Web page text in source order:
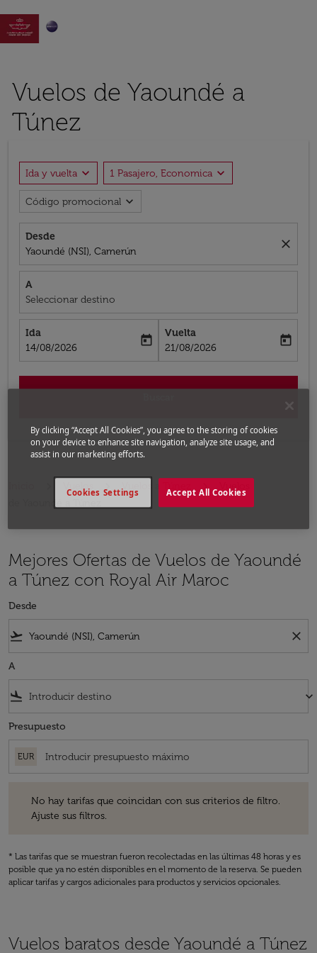

Vuelos de Yaoundé a
Túnez
Ida y vuelta expand_more 1 Pasajero, Economica expand_more
Código promocional expand_more
Desde
Yaoundé (NSI), Camerún
close
A
Seleccionar destino
Ida
fc-booking-departure-date-aria-label
14/08/2026
today
Vuelta
fc-booking-return-date-aria-label
21/08/2026
today
Vuelos Vuelos a Túnez
Vuelos
Mejores Ofertas de Vuelos de Yaoundé
a Túnez con Royal Air Maroc
Desde
flight_takeoff close
A
flight_land keyboard_arrow_down
Presupuesto
EUR
No hay tarifas que coincidan con sus criterios de filtro.
Ajuste sus filtros.
* Las tarifas que se muestran fueron recolectadas en las últimas 48 horas y es
posible que ya no estén disponibles en el momento de la reserva. Se pueden
aplicar tarifas y cargos adicionales para productos y servicios opcionales.
Vuelos baratos desde Yaoundé a Túnez
By clicking “Accept All Cookies”, you agree to the storing of cookies
on your device to enhance site navigation, analyze site usage, and
assist in our marketing efforts.
Accept All Cookies
Cookies Settings